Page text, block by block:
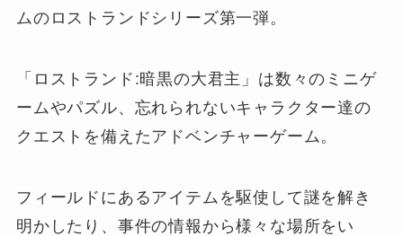
ムのロストランドシリーズ第一弾。
「ロストランド:暗黒の大君主」は数々のミニゲ
ームやパズル、忘れられないキャラクター達の
クエストを備えたアドベンチャーゲーム。
フィールドにあるアイテムを駆使して謎を解き
明かしたり、事件の情報から様々な場所をい